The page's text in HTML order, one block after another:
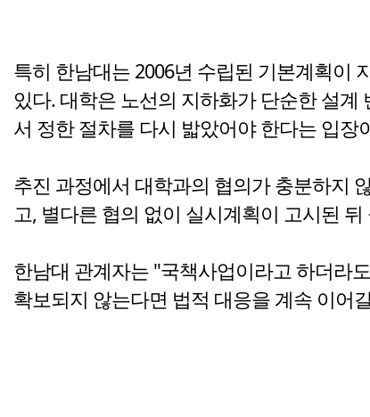
특히 한남대는 2006년 수립된 기본계획이
있다. 대학은 노선의 지하화가 단순한 설
서 정한 절차를 다시 밟았어야 한다는 입장
추진 과정에서 대학과의 협의가 충분하지
고, 별다른 협의 없이 실시계획이 고시된
한남대 관계자는 "국책사업이라고 하더라
확보되지 않는다면 법적 대응을 계속 이어